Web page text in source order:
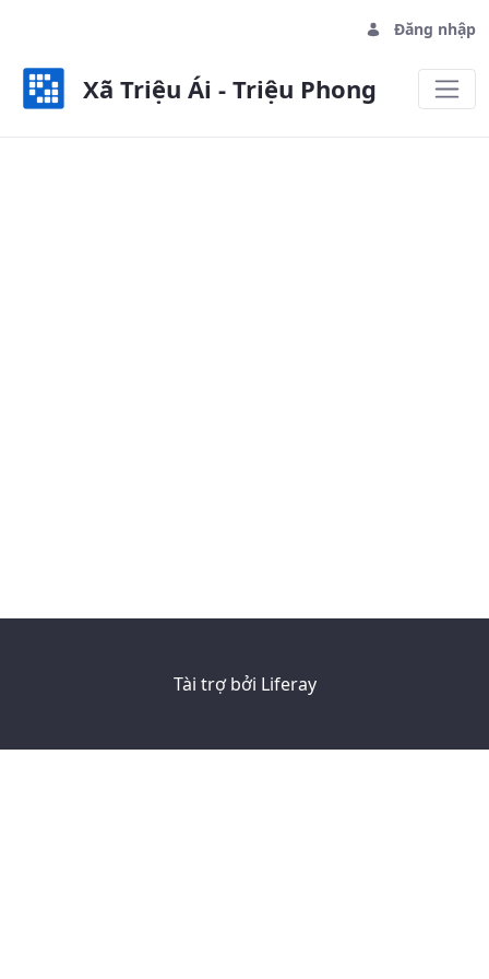
Đăng nhập
Xã Triệu Ái - Triệu Phong
Tài trợ bởi Liferay